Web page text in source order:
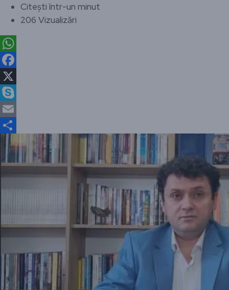
Citești într-un minut
206 Vizualizări
WhatsApp
Facebook
X
Skype
Email
Partajează